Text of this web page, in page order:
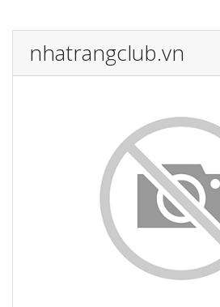
nhatrangclub.vn